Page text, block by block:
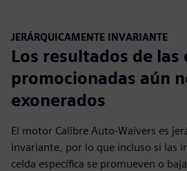
JERÁRQUICAMENTE INVARIANTE
Los resultados de las
promocionadas aún
exonerados
El motor Calibre Auto-Waivers es
invariante, por lo que incluso si las
celda específica se promueven o